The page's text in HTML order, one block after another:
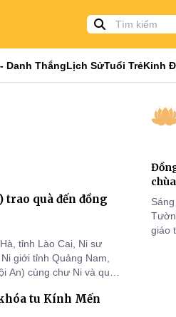
Danh ThắngLịch SửTuổi TrẻKinh
trao quà đến đồng
tỉnh Lào Cai, Ni sư
giới tỉnh Quảng Nam,
An) cùng chư Ni và quý
tu Kính Mến
giáo
VII,